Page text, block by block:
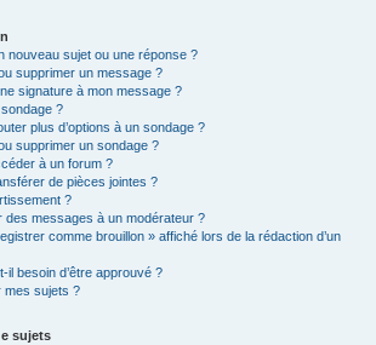
nouveau sujet ou une réponse ?
supprimer un message ?
signature à mon message ?
?
plus d’options à un sondage ?
supprimer un sondage ?
à un forum ?
de pièces jointes ?
?
des messages à un modérateur ?
comme brouillon » affiché lors de la rédaction d’un
il besoin d’être approuvé ?
mes sujets ?
sujets